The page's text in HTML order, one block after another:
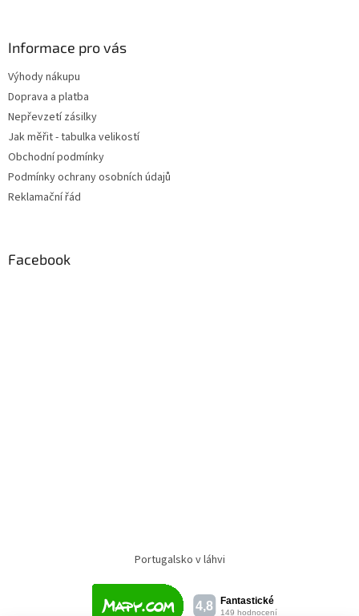
Informace pro vás
Výhody nákupu
Doprava a platba
Nepřevzetí zásilky
Jak měřit - tabulka velikostí
Obchodní podmínky
Podmínky ochrany osobních údajů
Reklamační řád
Facebook
Portugalsko v láhvi